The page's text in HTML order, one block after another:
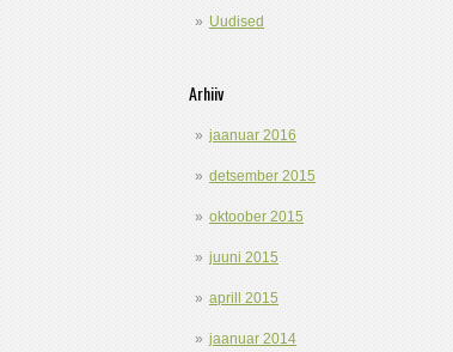
Uudised
Arhiiv
jaanuar 2016
detsember 2015
oktoober 2015
juuni 2015
aprill 2015
jaanuar 2014